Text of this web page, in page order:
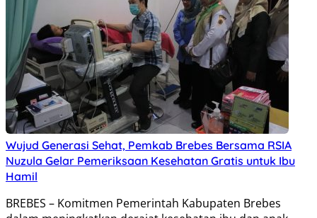
Wujud Generasi Sehat, Pemkab Brebes Bersama RSIA
Nuzula Gelar Pemeriksaan Kesehatan Gratis untuk Ibu
Hamil
BREBES – Komitmen Pemerintah Kabupaten Brebes